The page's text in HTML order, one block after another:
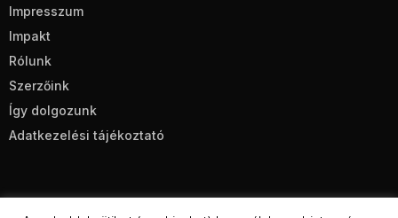
Impresszum
Impakt
Rólunk
Szerzőink
Így dolgozunk
Adatkezelési tájékoztató